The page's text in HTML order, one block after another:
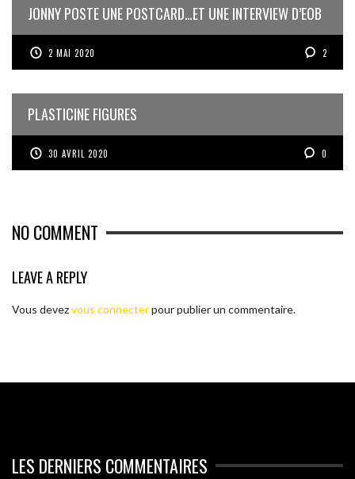
JONNY POSTE UNE POSTCARD…ET UNE INTERVIEW D’EOB
2 MAI 2020 2
PLASTICINE FIGURES
30 AVRIL 2020 0
NO COMMENT
LEAVE A REPLY
Vous devezvous connecterpour publier un commentaire.
LES DERNIERS COMMENTAIRES